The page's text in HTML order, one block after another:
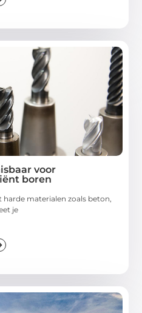
voor
boren
materialen zoals beton,
je